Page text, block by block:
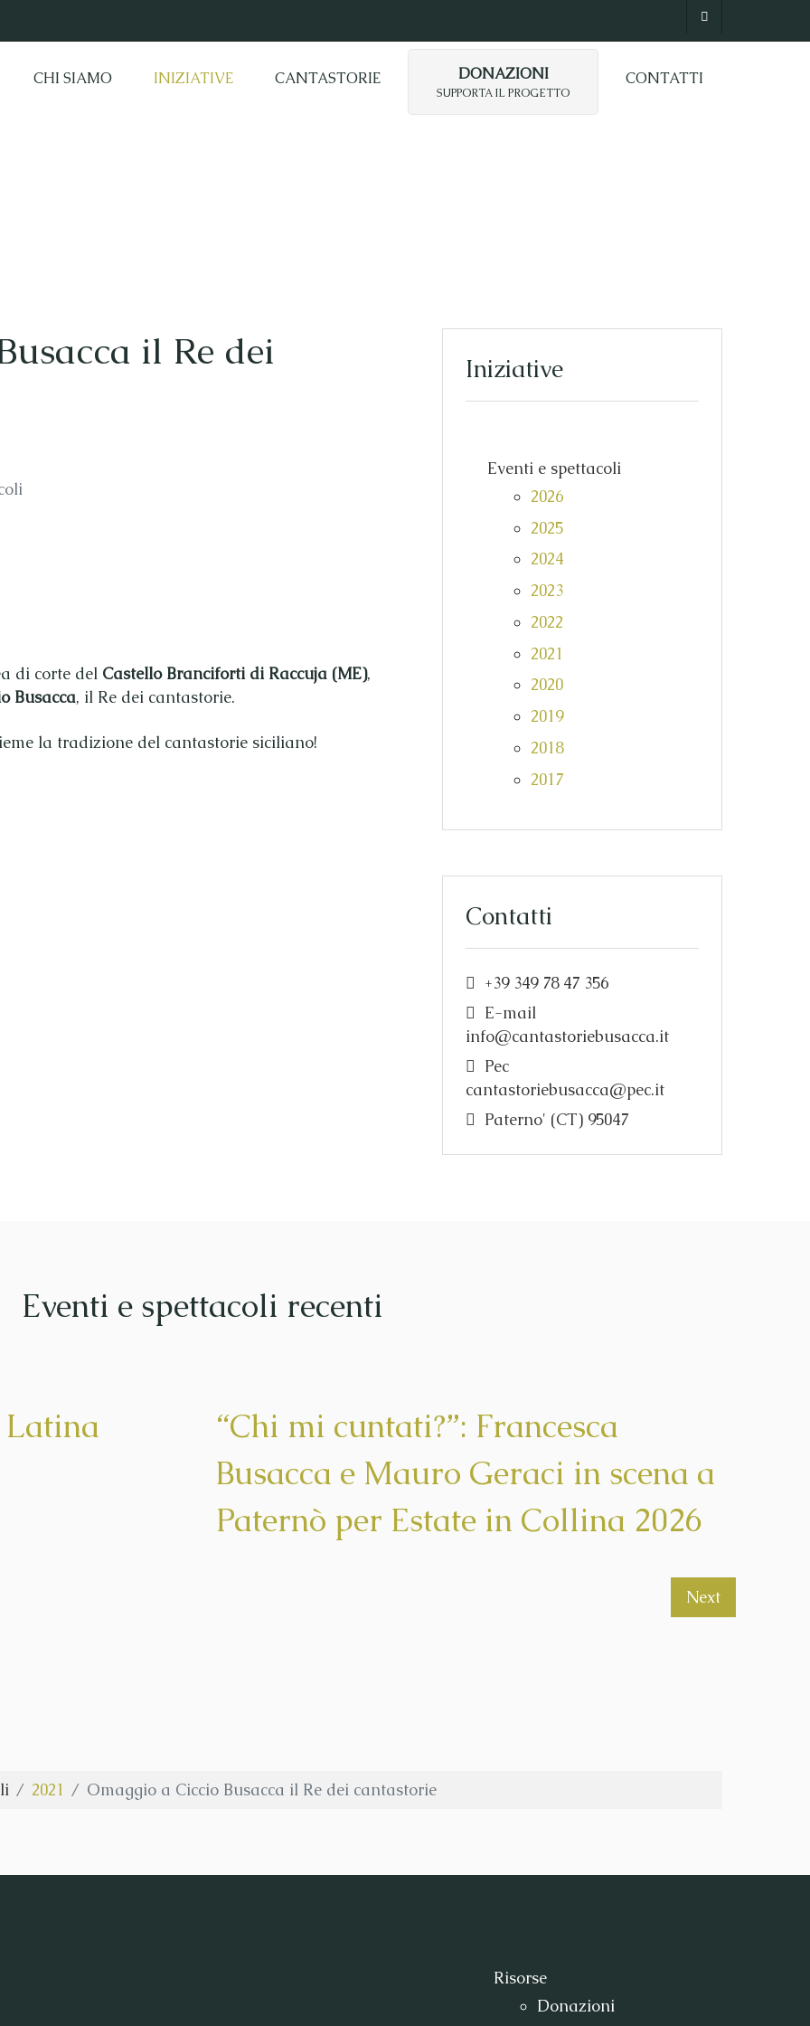
CHI SIAMO INIZIATIVE CANTASTORIE DONAZIONI
SUPPORTA IL PROGETTO
CONTATTI
il Re dei
di corte del Castello Branciforti di Raccuja (ME),
Busacca, il Re dei cantastorie.
la tradizione del cantastorie siciliano!
DEL TERZO MILLENNIO
della legalità
Iniziative
Eventi e spettacoli
2026
2025
2024
2023
2022
2021
2020
2019
2018
2017
Contatti
+39 349 78 47 356
E-mail
info@cantastoriebusacca.it
Pec
cantastoriebusacca@pec.it
Paterno' (CT) 95047
Eventi e spettacoli recenti
“Chi mi cuntati?”: Francesca
Busacca e Mauro Geraci in scena a
Paternò per Estate in Collina 2026
Next
2021 Omaggio a Ciccio Busacca il Re dei cantastorie
Risorse
Donazioni